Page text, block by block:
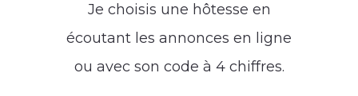
Je choisis une hôtesse en
écoutant les annonces en ligne
ou avec son code à 4 chiffres.